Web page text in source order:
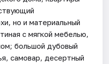
но и материальный
с мягкой мебелью,
большой дубовый
самовар, десертный